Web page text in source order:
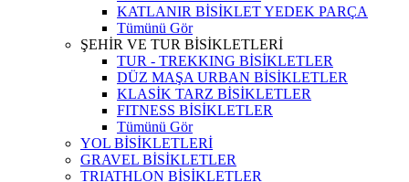
KATLANIR BİSİKLET YEDEK PARÇA
Tümünü Gör
ŞEHİR VE TUR BİSİKLETLERİ
TUR - TREKKING BİSİKLETLER
DÜZ MAŞA URBAN BİSİKLETLER
KLASİK TARZ BİSİKLETLER
FITNESS BİSİKLETLER
Tümünü Gör
YOL BİSİKLETLERİ
GRAVEL BİSİKLETLER
TRIATHLON BİSİKLETLER